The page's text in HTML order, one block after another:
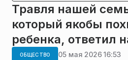
Травля нашей
который якобы
ребенка, ответил
ОБЩЕСТВО 05 мая 2026 16:53